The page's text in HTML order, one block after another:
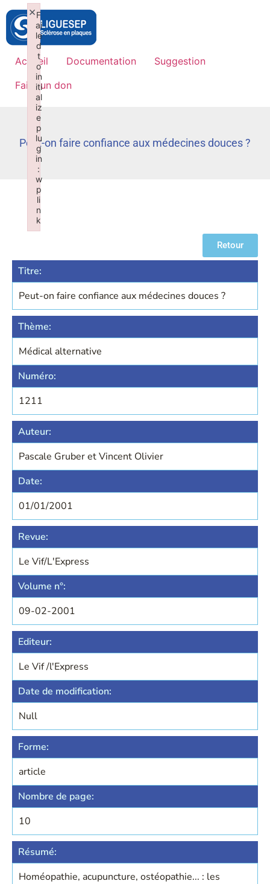
Accueil Documentation
Suggestion
Faire un don
Peut-on faire confiance aux médecines douces ?
Retour
Titre:
Peut-on faire confiance aux médecines douces ?
Thème:
Médical alternative
Numéro:
1211
Auteur:
Pascale Gruber et Vincent Olivier
Date:
01/01/2001
Revue:
Le Vif/L'Express
Volume n°:
09-02-2001
Editeur:
Le Vif /l'Express
Date de modification:
Null
Forme:
article
Nombre de page:
10
Résumé:
Homéopathie, acupuncture, ostéopathie... : les
F
ai
le
d
t
o
in
iti
al
iz
e
p
lu
g
in
:
w
p
li
n
k
×
Failed to initialize plugin: wplink